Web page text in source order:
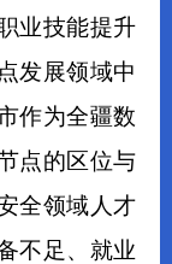
业技能提升
发展领域中
作为全疆数
点的区位与
全领域人才
不足、就业